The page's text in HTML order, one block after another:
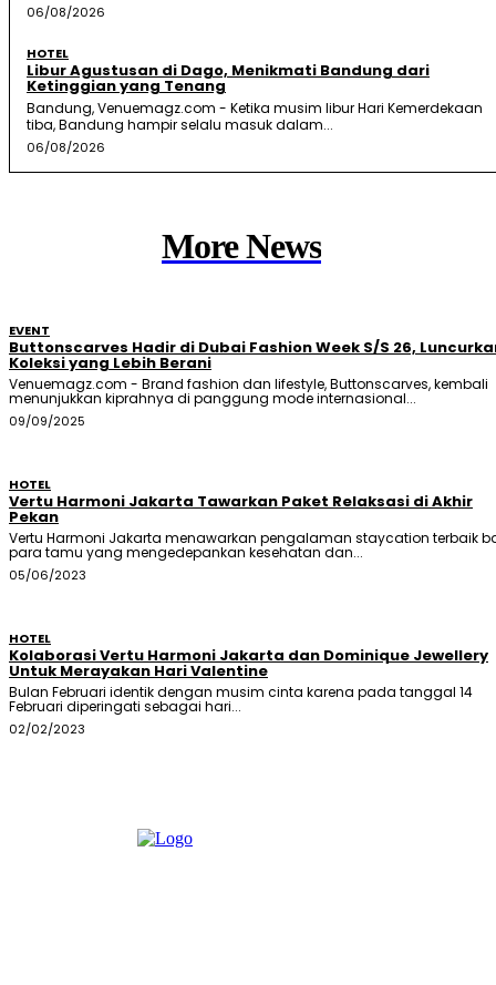
06/08/2026
HOTEL
Libur Agustusan di Dago, Menikmati Bandung dari
Ketinggian yang Tenang
Bandung, Venuemagz.com - Ketika musim libur Hari Kemerdekaan
tiba, Bandung hampir selalu masuk dalam...
06/08/2026
More News
EVENT
Buttonscarves Hadir di Dubai Fashion Week S/S 26,
Koleksi yang Lebih Berani
Venuemagz.com - Brand fashion dan lifestyle, Buttonscarves, kembali
menunjukkan kiprahnya di panggung mode internasional...
09/09/2025
HOTEL
Vertu Harmoni Jakarta Tawarkan Paket Relaksasi di Akhir
Pekan
Vertu Harmoni Jakarta menawarkan pengalaman staycation terbaik
para tamu yang mengedepankan kesehatan dan...
05/06/2023
HOTEL
Kolaborasi Vertu Harmoni Jakarta dan Dominique Jewellery
Untuk Merayakan Hari Valentine
Bulan Februari identik dengan musim cinta karena pada tanggal 14
Februari diperingati sebagai hari...
02/02/2023